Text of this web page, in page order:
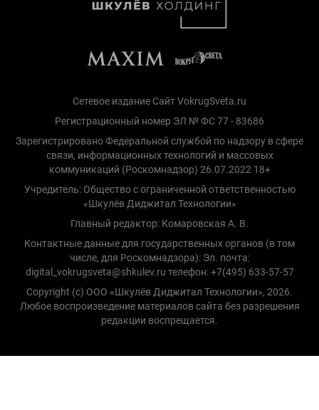
Сетевое издание Сайт VokrugSveta.ru
Регистрационный номер ЭЛ № ФС 77 - 83686
Зарегистрировано Федеральной службой по надзору в сфере
связи, информационных технологий и массовых
коммуникаций (Роскомнадзор) 26.07.2022 18+
Учредитель: Общество с ограниченной ответственностью
«Шкулёв Диджитал Технологии»
Главный редактор: Комаровская А. В.
Контактные данные для государственных органов (в том
числе, для Роскомнадзора): Эл. почта:
digital_vokrugsveta@shkulev.ru телефон: +7(495) 633-57-57
Copyright (с) ООО «Шкулёв Диджитал Технологии», 2026.
Любое воспроизведение материалов сайта без разрешения
редакции воспрещается.